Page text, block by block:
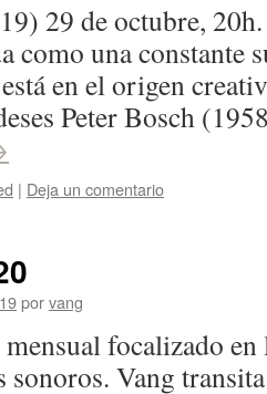
29 de octubre,
como una constante
en el origen
Peter Bosch
| Deja un comentario
porvang
focalizado
sonoros. Vang